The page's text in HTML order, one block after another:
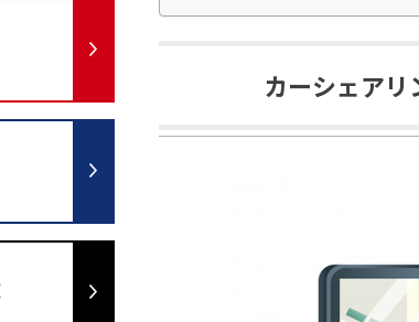
カーシェアリ